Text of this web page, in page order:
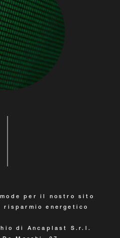
per il nostro sito
risparmio energetico
di Ancaplast S.r.l.